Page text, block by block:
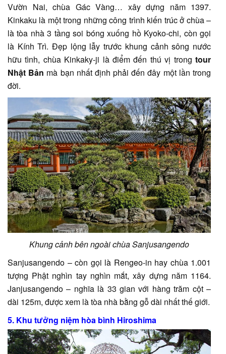
Vườn Nai, chùa Gác Vàng… xây dựng năm 1397.
Kinkaku là một trong những công trình kiến trúc ở chùa –
là tòa nhà 3 tầng soi bóng xuống hồ Kyoko-chi, còn gọi
là Kính Trì. Đẹp lộng lẫy trước khung cảnh sông nước
hữu tình, chùa Kinkaky-ji là điểm đến thú vị trong tour
Nhật Bản mà bạn nhất định phải đến đây một lần trong
đời.
Khung cảnh bên ngoài chùa Sanjusangendo
Sanjusangendo – còn gọi là Rengeo-in hay chùa 1.001
tượng Phật nghìn tay nghìn mắt, xây dựng năm 1164.
Janjusangendo – nghĩa là 33 gian với hàng trăm cột –
dài 125m, được xem là tòa nhà bằng gỗ dài nhất thế giới.
5. Khu tưởng niệm hòa bình Hiroshima